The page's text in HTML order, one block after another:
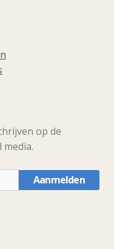
op de
Aanmelden